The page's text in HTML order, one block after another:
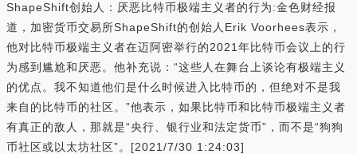
ShapeShift创始人：厌恶比特币极端主义者的行为:金色财经报
道，加密货币交易所ShapeShift的创始人Erik Voorhees表示，
他对比特币极端主义者在迈阿密举行的2021年比特币会议上的行
为感到尴尬和厌恶。他补充说：“这些人在舞台上谈论有极端主义
的优点。我不知道他们是什么时候进入比特币的，但绝对不是我
来自的比特币的社区。”他表示，如果比特币和比特币极端主义者
有真正的敌人，那就是“央行、银行业和法定货币”，而不是“狗狗
币社区或以太坊社区”。[2021/7/30 1:24:03]